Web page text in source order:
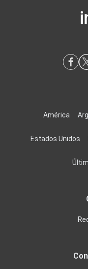
América
Estados Unidos